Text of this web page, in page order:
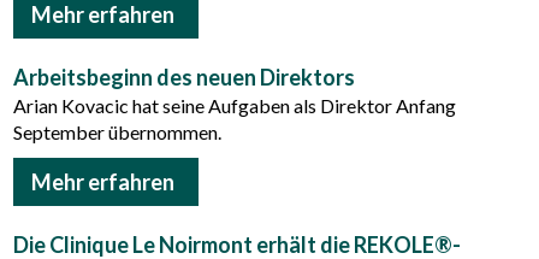
Mehr erfahren
Arbeitsbeginn des neuen Direktors
Arian Kovacic hat seine Aufgaben als Direktor Anfang
September übernommen.
Mehr erfahren
Die Clinique Le Noirmont erhält die REKOLE®-